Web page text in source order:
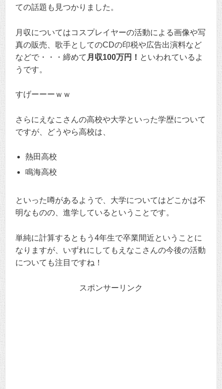
ての話題も見つかりました。
月収についてはコスプレイヤーの活動による画像や写
真の販売、歌手としてのCDの印税や広告出演料など
などで・・・締めて 月収100万円！ といわれているよ
うです。
すげーーーｗｗ
さらにえなこさんの高校や大学といった学歴について
ですが、どうやら高校は、
熱田高校
鳴海高校
といった噂があるようで、大学についてはどこかは不
明なものの、進学しているということです。
単純に計算するともう4年生で卒業間近ということに
なりますが、いずれにしてもえなこさんの今後の活動
についても注目ですね！
スポンサーリンク